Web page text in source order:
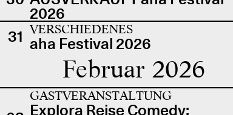
2026
31 VERSCHIEDENES
aha Festival 2026
Februar 2026
GASTVERANSTALTUNG
Explora Reise Comedy: